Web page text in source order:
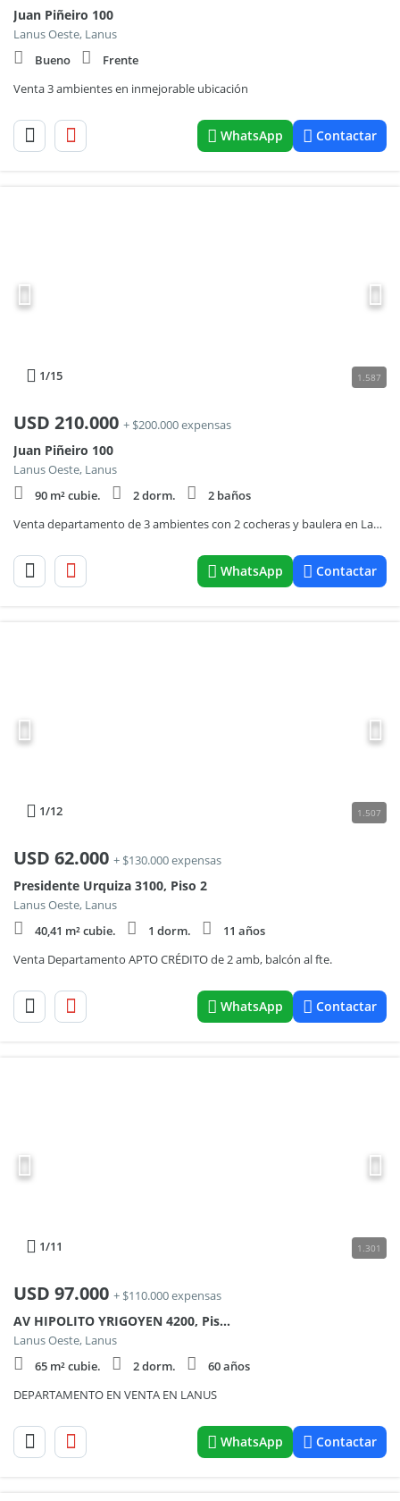
Juan Piñeiro 100
Lanus Oeste, Lanus
Bueno
Frente
Venta 3 ambientes en inmejorable ubicación
WhatsApp Contactar
1/15 1.587
USD 210.000 + $200.000 expensas
Juan Piñeiro 100
Lanus Oeste, Lanus
90 m² cubie.
2 dorm.
2 baños
Venta departamento de 3 ambientes con 2 cocheras y baulera en Lanús Oeste
WhatsApp Contactar
1/12 1.507
USD 62.000 + $130.000 expensas
Presidente Urquiza 3100, Piso 2
Lanus Oeste, Lanus
40,41 m² cubie.
1 dorm.
11 años
Venta Departamento APTO CRÉDITO de 2 amb, balcón al fte.
WhatsApp Contactar
1/11 1.301
USD 97.000 + $110.000 expensas
AV HIPOLITO YRIGOYEN 4200, Piso 2
Lanus Oeste, Lanus
65 m² cubie.
2 dorm.
60 años
DEPARTAMENTO EN VENTA EN LANUS
WhatsApp Contactar